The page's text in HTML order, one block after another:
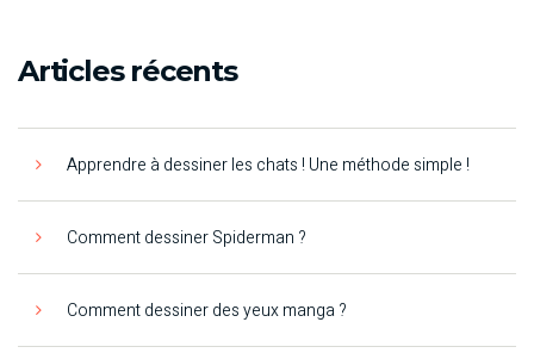
Articles récents
Apprendre à dessiner les chats ! Une méthode simple !
Comment dessiner Spiderman ?
Comment dessiner des yeux manga ?